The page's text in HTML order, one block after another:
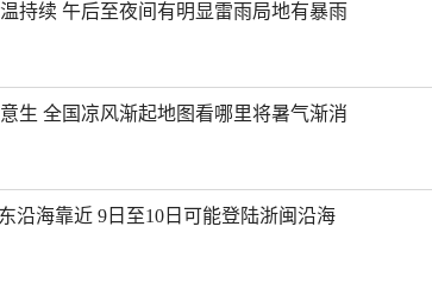
持续 午后至夜间有明显雷雨局地有暴雨
生 全国凉风渐起地图看哪里将暑气渐消
沿海靠近 9日至10日可能登陆浙闽沿海